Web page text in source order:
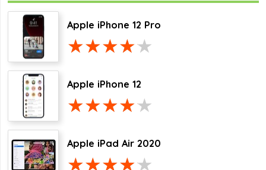
Apple iPhone 12 Pro
Apple iPhone 12
Apple iPad Air 2020